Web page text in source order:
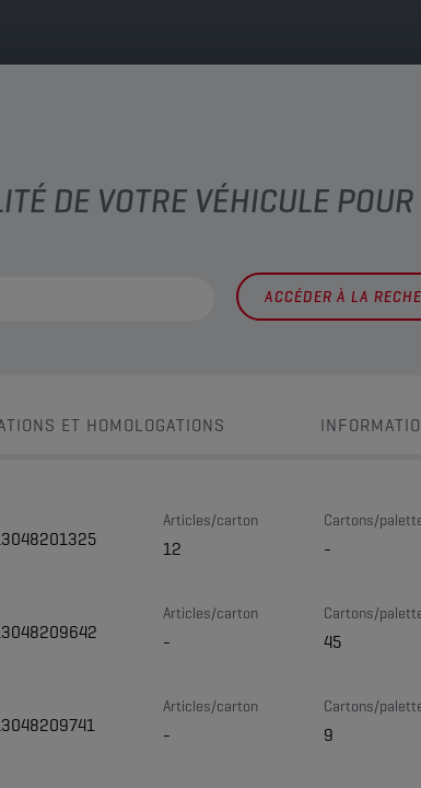
DE VOTRE VÉHICULE
ACCÉDER À LA
ET HOMOLOGATIONS
Articles/carton
12
Cartons/
-
Articles/carton
-
Cartons/
45
Articles/carton
-
Cartons/
9